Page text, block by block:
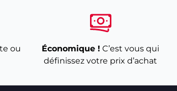
ou
Économique ! C’est vous qui
définissez votre prix d’achat